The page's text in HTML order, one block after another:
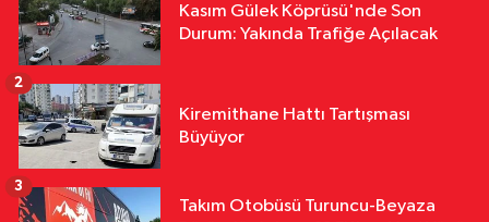
18:12 Sivas'ta Buğday Tarlasında
18:11Çalıntı Araçla 10 Kilometre
Yurttan
Kasım Gülek Köprüsü'nde Son
Durum: Yakında Trafiğe Açılacak
Kiremithane Hattı Tartışması
Büyüyor
2
Takım Otobüsü Turuncu-Beyaza
3